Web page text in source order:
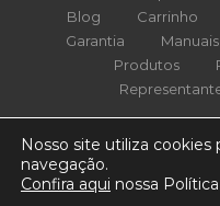
Blog
Carrinho
Garantia
Manuais
Produtos
Nosso site utiliza cookies
navegação.
Confira aqui nossa